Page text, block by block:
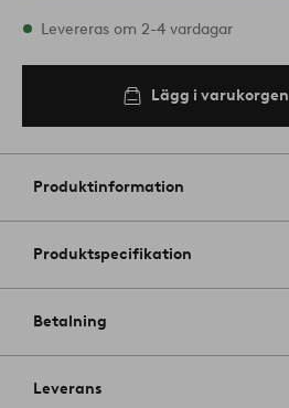
I lager
Levereras om 2-4 vardagar
Lägg i varukorgen
Produktinformation
Produktspecifikation
Betalning
Leverans